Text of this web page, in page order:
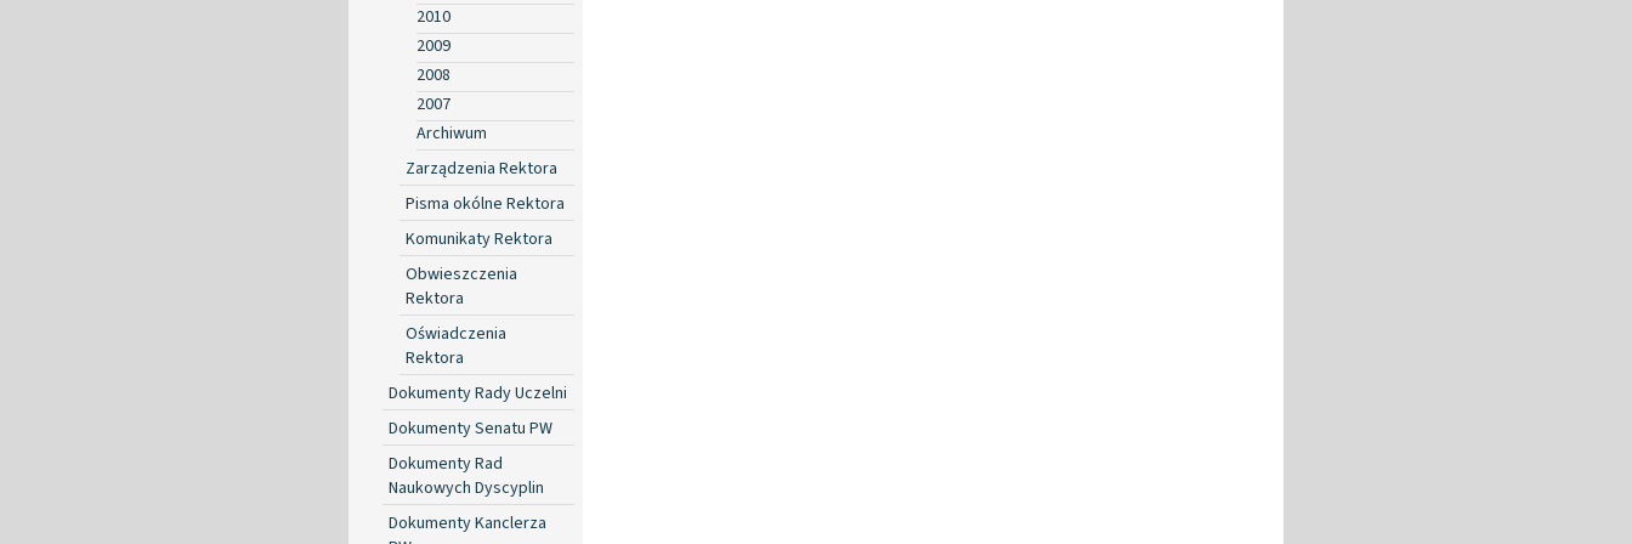
2010
2009
2008
2007
Archiwum
Zarządzenia Rektora
Pisma okólne Rektora
Komunikaty Rektora
Obwieszczenia
Rektora
Oświadczenia
Rektora
Dokumenty Rady Uczelni
Dokumenty Senatu PW
Dokumenty Rad
Naukowych Dyscyplin
Dokumenty Kanclerza